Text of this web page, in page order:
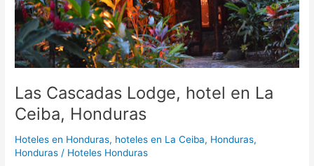
Las Cascadas Lodge, hotel en La
Ceiba, Honduras
Hoteles en Honduras, hoteles en La Ceiba, Honduras,
Honduras / Hoteles Honduras